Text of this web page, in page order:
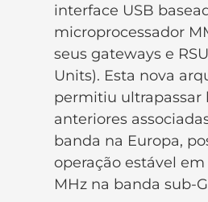
interface USB
microprocessador
seus gateways e
Units). Esta nova
permitiu ultrapassar
anteriores
banda na Europa,
operação estável
MHz na banda sub-